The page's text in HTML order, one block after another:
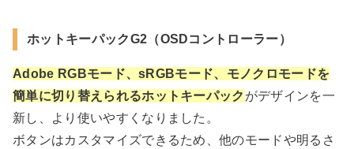
ホットキーパックG2（OSDコントローラー）
Adobe RGBモード、sRGBモード、モノクロモードを
簡単に切り替えられるホットキーパック がデザインを一
新し、より使いやすくなりました。
ボタンはカスタマイズできるため、他のモードや明るさ